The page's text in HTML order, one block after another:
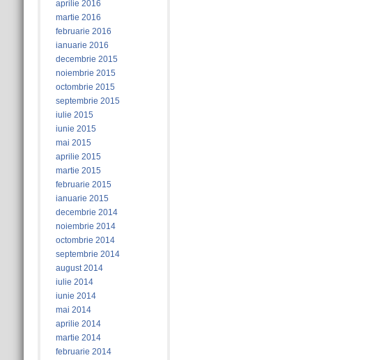
aprilie 2016
martie 2016
februarie 2016
ianuarie 2016
decembrie 2015
noiembrie 2015
octombrie 2015
septembrie 2015
iulie 2015
iunie 2015
mai 2015
aprilie 2015
martie 2015
februarie 2015
ianuarie 2015
decembrie 2014
noiembrie 2014
octombrie 2014
septembrie 2014
august 2014
iulie 2014
iunie 2014
mai 2014
aprilie 2014
martie 2014
februarie 2014